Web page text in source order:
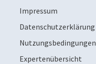
Impressum
Datenschutzerklärung
Nutzungsbedingungen
Expertenübersicht